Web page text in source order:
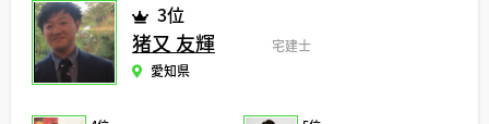
3位
猪又 友輝
宅建士
愛知県